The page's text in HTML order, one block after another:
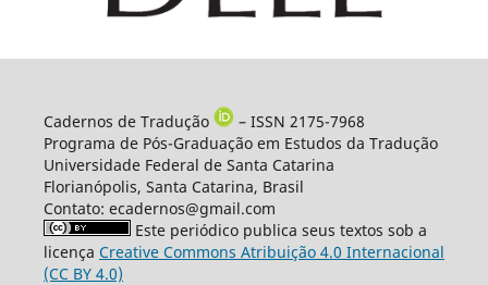
Cadernos de Tradução
– ISSN 2175-7968
Programa de Pós-Graduação em Estudos da Tradução
Universidade Federal de Santa Catarina
Florianópolis, Santa Catarina, Brasil
Contato: ecadernos@gmail.com
Este periódico publica seus textos sob a
licença Creative Commons Atribuição 4.0 Internacional
(CC BY 4.0)